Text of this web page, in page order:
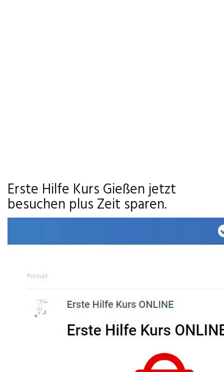
Erste Hilfe Kurs Gießen jetzt
besuchen plus Zeit sparen.